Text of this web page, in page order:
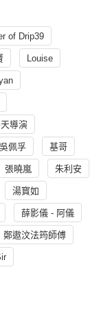
of Drip39
Louise
導演
吳佩孚 基哥
張曉嵐 朱利安
湯寳如
薛影儀 - 阿儀
鄭遨汶法筠師傅